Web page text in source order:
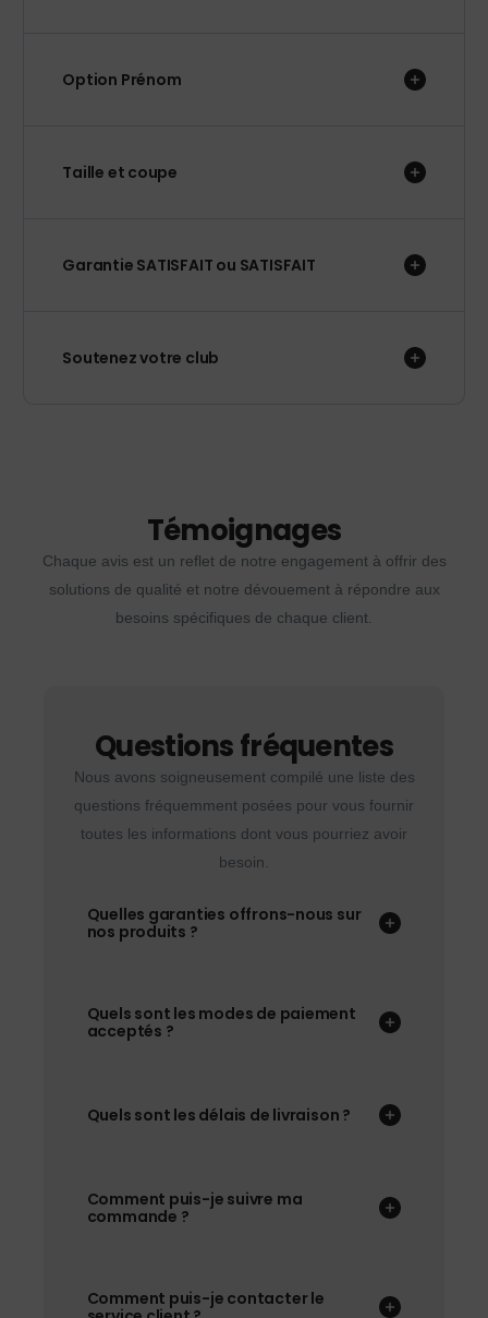
Option Prénom
Taille et coupe
Garantie SATISFAIT ou SATISFAIT
Soutenez votre club
Témoignages
Chaque avis est un reflet de notre engagement à offrir des
solutions de qualité et notre dévouement à répondre aux
besoins spécifiques de chaque client.
Questions fréquentes
Nous avons soigneusement compilé une liste des
questions fréquemment posées pour vous fournir
toutes les informations dont vous pourriez avoir
besoin.
Quelles garanties offrons-nous sur
nos produits ?
Quels sont les modes de paiement
acceptés ?
Quels sont les délais de livraison ?
Comment puis-je suivre ma
commande ?
Comment puis-je contacter le